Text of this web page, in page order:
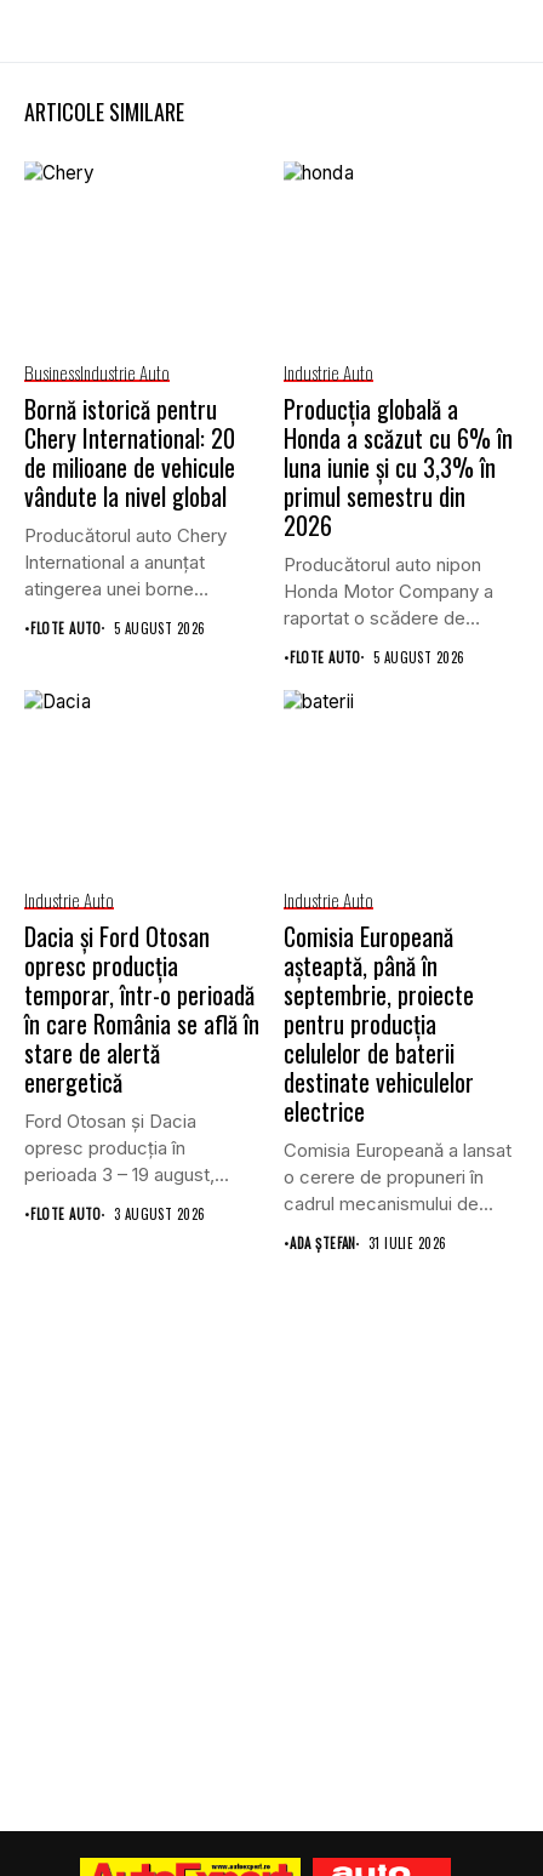
ARTICOLE SIMILARE
BusinessIndustrie Auto
Bornă istorică pentru
Chery International: 20
de milioane de vehicule
vândute la nivel global
Producătorul auto Chery
International a anunțat
atingerea unei borne
istorice în industria...
•FLOTE AUTO 5 AUGUST 2026
Industrie Auto
Producția globală a
Honda a scăzut cu 6% în
luna iunie și cu 3,3% în
primul semestru din
2026
Producătorul auto nipon
Honda Motor Company a
raportat o scădere de
6,1%...
•FLOTE AUTO 5 AUGUST 2026
Industrie Auto
Dacia și Ford Otosan
opresc producția
temporar, într-o perioadă
în care România se află în
stare de alertă
energetică
Ford Otosan și Dacia
opresc producția în
perioada 3 – 19 august,...
•FLOTE AUTO 3 AUGUST 2026
Industrie Auto
Comisia Europeană
așteaptă, până în
septembrie, proiecte
pentru producția
celulelor de baterii
destinate vehiculelor
electrice
Comisia Europeană a lansat
o cerere de propuneri în
cadrul mecanismului de...
•ADA ȘTEFAN 31 IULIE 2026